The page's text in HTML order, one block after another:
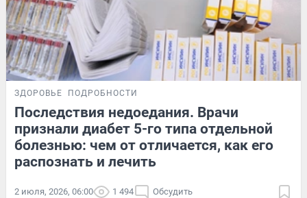
ЗДОРОВЬЕ ПОДРОБНОСТИ
Последствия недоедания. Врачи
признали диабет 5-го типа отдельной
болезнью: чем от отличается, как его
распознать и лечить
2 июля, 2026, 06:00 1 494 Обсудить